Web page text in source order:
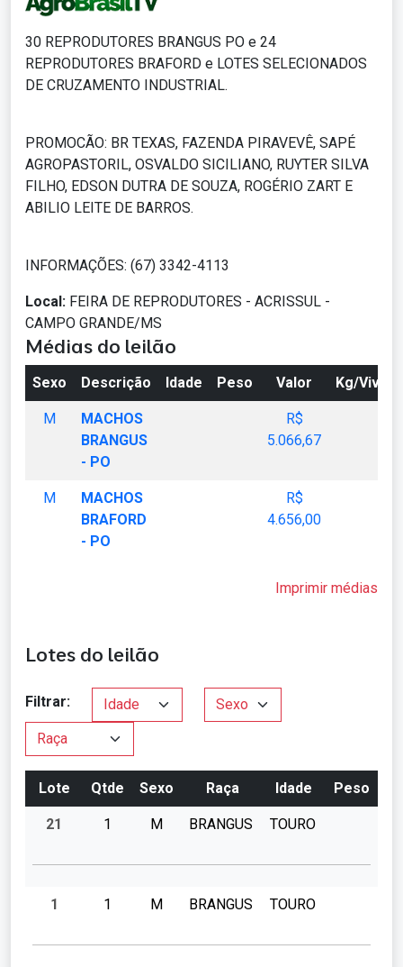
30 REPRODUTORES BRANGUS PO e 24
REPRODUTORES BRAFORD e LOTES SELECIONADOS
DE CRUZAMENTO INDUSTRIAL.
PROMOCÃO: BR TEXAS, FAZENDA PIRAVEVÊ, SAPÉ
AGROPASTORIL, OSVALDO SICILIANO, RUYTER SILVA
FILHO, EDSON DUTRA DE SOUZA, ROGÉRIO ZART E
ABILIO LEITE DE BARROS.
INFORMAÇÕES: (67) 3342-4113
Local: FEIRA DE REPRODUTORES - ACRISSUL -
CAMPO GRANDE/MS
Médias do leilão
Sexo Descrição Idade Peso Valor Kg/Vivo
M
MACHOS
BRANGUS
- PO
R$
5.066,67
M
MACHOS
BRAFORD
- PO
R$
4.656,00
Imprimir médias
Lotes do leilão
Filtrar:
Lote Qtde Sexo Raça Idade Peso
21 1 M BRANGUS TOURO
1 1 M BRANGUS TOURO